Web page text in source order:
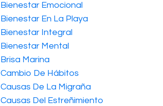
Bienestar Emocional
Bienestar En La Playa
Bienestar Integral
Bienestar Mental
Brisa Marina
Cambio De Hábitos
Causas De La Migraña
Causas Del Estreñimiento